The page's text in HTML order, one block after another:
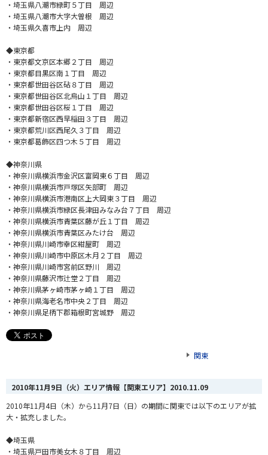
・埼玉県八潮市緑町５丁目 周辺
・埼玉県八潮市大字大曽根 周辺
・埼玉県久喜市上内 周辺
◆東京都
・東京都文京区本郷２丁目 周辺
・東京都目黒区南１丁目 周辺
・東京都世田谷区砧８丁目 周辺
・東京都世田谷区北烏山１丁目 周辺
・東京都世田谷区桜１丁目 周辺
・東京都新宿区西早稲田３丁目 周辺
・東京都荒川区西尾久３丁目 周辺
・東京都葛飾区四つ木５丁目 周辺
◆神奈川県
・神奈川県横浜市金沢区富岡東６丁目 周辺
・神奈川県横浜市戸塚区矢部町 周辺
・神奈川県横浜市港南区上大岡東３丁目 周辺
・神奈川県横浜市緑区長津田みなみ台７丁目 周辺
・神奈川県横浜市青葉区藤が丘１丁目 周辺
・神奈川県横浜市青葉区みたけ台 周辺
・神奈川県川崎市幸区紺屋町 周辺
・神奈川県川崎市中原区木月２丁目 周辺
・神奈川県川崎市宮前区野川 周辺
・神奈川県藤沢市辻堂２丁目 周辺
・神奈川県茅ヶ崎市茅ヶ崎１丁目 周辺
・神奈川県海老名市中央２丁目 周辺
・神奈川県足柄下郡箱根町宮城野 周辺
関東
2010年11月9日（火）エリア情報【関東エリア】 2010.11.09
2010年11月4日（木）から11月7日（日）の期間に関東では以下のエリアが拡
大・拡充しました。
◆埼玉県
・埼玉県戸田市美女木８丁目 周辺